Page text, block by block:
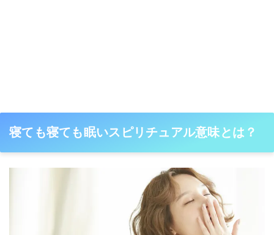
寝ても寝ても眠いスピリチュアル意味とは？